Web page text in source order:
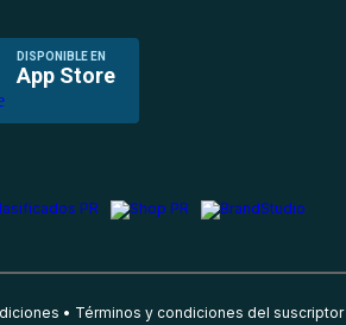
DISPONIBLE EN
App Store
Términos y condiciones del suscriptor